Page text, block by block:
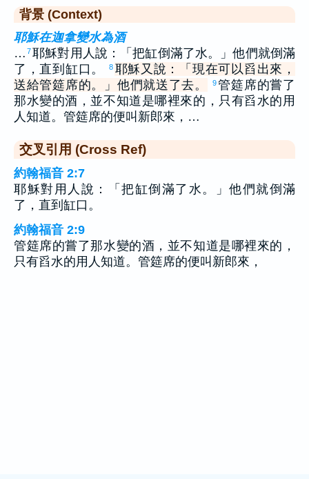
背景 (Context)
耶穌在迦拿變水為酒
… 7耶穌對用人說：「把缸倒滿了水。」他們就倒滿
了，直到缸口。
8 耶穌又說：「現在可以舀出來，
送給管筵席的。」他們就送了去。
9管筵席的嘗了
那水變的酒，並不知道是哪裡來的，只有舀水的用
人知道。管筵席的便叫新郎來，…
交叉引用 (Cross Ref)
約翰福音 2:7
耶穌對用人說：「把缸倒滿了水。」他們就倒滿
了，直到缸口。
約翰福音 2:9
管筵席的嘗了那水變的酒，並不知道是哪裡來的，
只有舀水的用人知道。管筵席的便叫新郎來，